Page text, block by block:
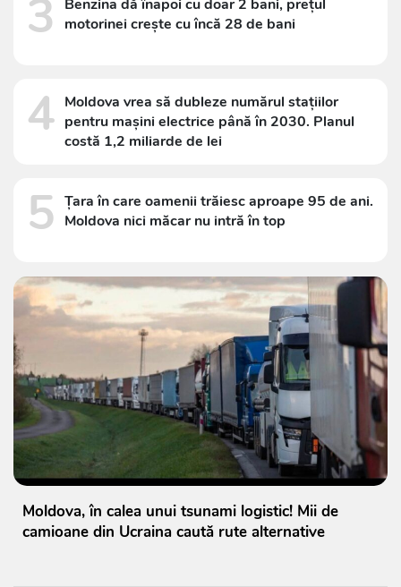
3
Benzina dă înapoi cu doar 2 bani, prețul
motorinei crește cu încă 28 de bani
4 Moldova vrea să dubleze numărul stațiilor
pentru mașini electrice până în 2030. Planul
costă 1,2 miliarde de lei
5 Țara în care oamenii trăiesc aproape 95 de ani.
Moldova nici măcar nu intră în top
Moldova, în calea unui tsunami logistic! Mii de
camioane din Ucraina caută rute alternative